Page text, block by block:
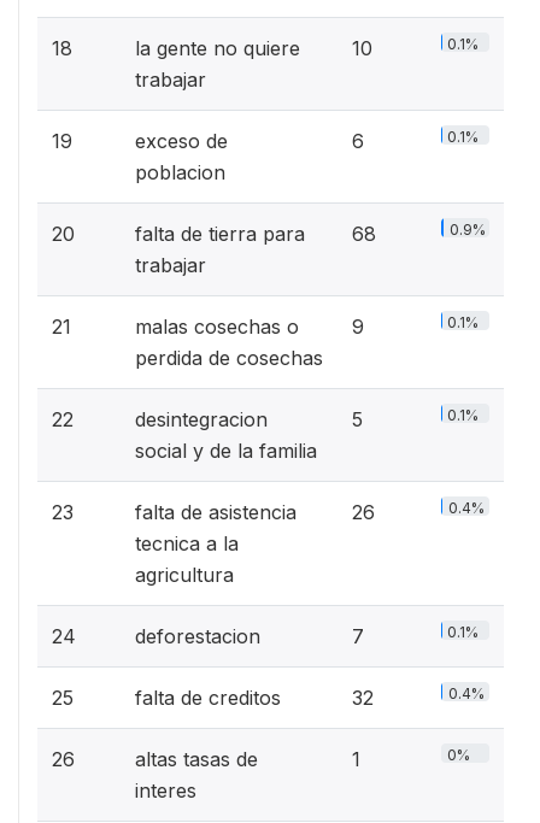
18
la gente no quiere
trabajar
10 0.1%
19
exceso de
poblacion
6 0.1%
20
falta de tierra para
trabajar
68 0.9%
21
malas cosechas o
perdida de cosechas
9 0.1%
22
desintegracion
social y de la familia
5 0.1%
23
falta de asistencia
tecnica a la
agricultura
26 0.4%
24 deforestacion 7 0.1%
25 falta de creditos 32 0.4%
26
altas tasas de
interes
1 0%